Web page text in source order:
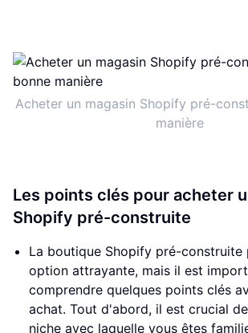
Acheter un magasin Shopify pré-
manière
Les points clés pour acheter
Shopify pré-construite
La boutique Shopify pré-construite
option attrayante, mais il est
comprendre quelques points clés
achat. Tout d'abord, il est crucial
niche avec laquelle vous êtes